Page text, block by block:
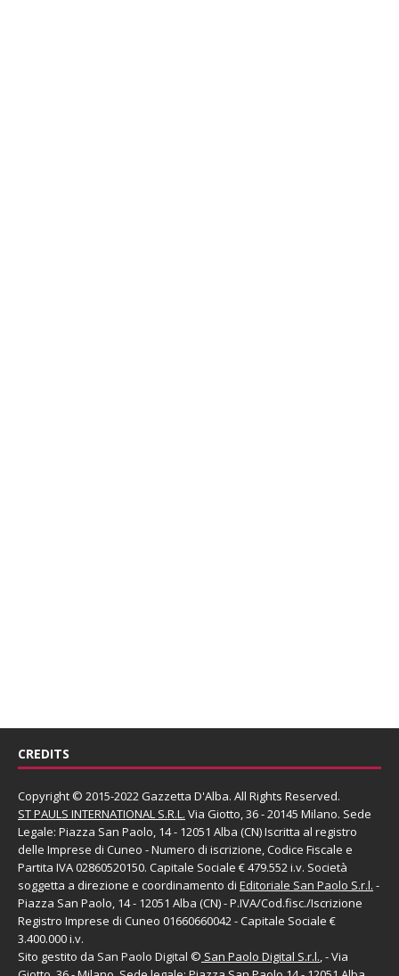
CREDITS
Copyright © 2015-2022 Gazzetta D'Alba. All Rights Reserved.
ST PAULS INTERNATIONAL S.R.L. Via Giotto, 36 - 20145 Milano. Sede
Legale: Piazza San Paolo, 14 - 12051 Alba (CN) Iscritta al registro
delle Imprese di Cuneo - Numero di iscrizione, Codice Fiscale e
Partita IVA 02860520150. Capitale Sociale € 479.552 i.v. Società
soggetta a direzione e coordinamento di Editoriale San Paolo S.r.l. -
Piazza San Paolo, 14 - 12051 Alba (CN) - P.IVA/Cod.fisc./Iscrizione
Registro Imprese di Cuneo 01660660042 - Capitale Sociale €
3.400.000 i.v.
Sito gestito da San Paolo Digital © San Paolo Digital S.r.l., - Via